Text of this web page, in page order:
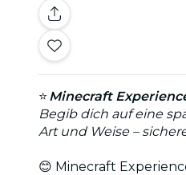
⭐ Minecraft
Begib dich auf eine
Art und Weise –
😊 Minecraft